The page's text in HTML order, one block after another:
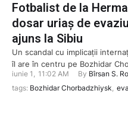
Fotbalist de la
dosar uriaș de
ajuns la Sibiu
Un scandal cu implicații
îl are în centru pe Bozhidar
iunie 1 , 11:02 AM By Bîrsan S.
tags: Bozhidar Chorbadzhiysk,